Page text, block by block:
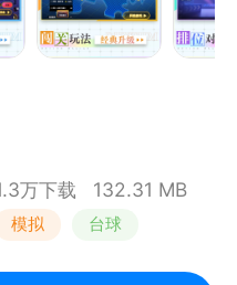
韩、欧美、古典等音乐
都有新歌体验，日日都
万下载 132.31 MB
模拟 台球